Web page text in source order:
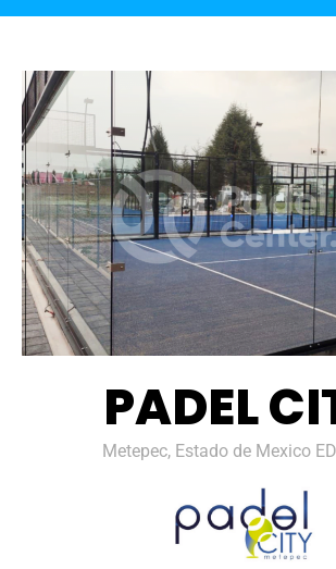
PADEL
Metepec, Estado de Mexico